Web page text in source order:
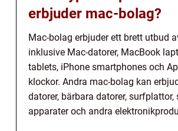
erbjuder mac-bolag?
Mac-bolag erbjuder ett brett utbud
inklusive Mac-datorer, MacBook
tablets, iPhone smartphones och
klockor. Andra mac-bolag kan
datorer, bärbara datorer, surfplattor,
apparater och andra